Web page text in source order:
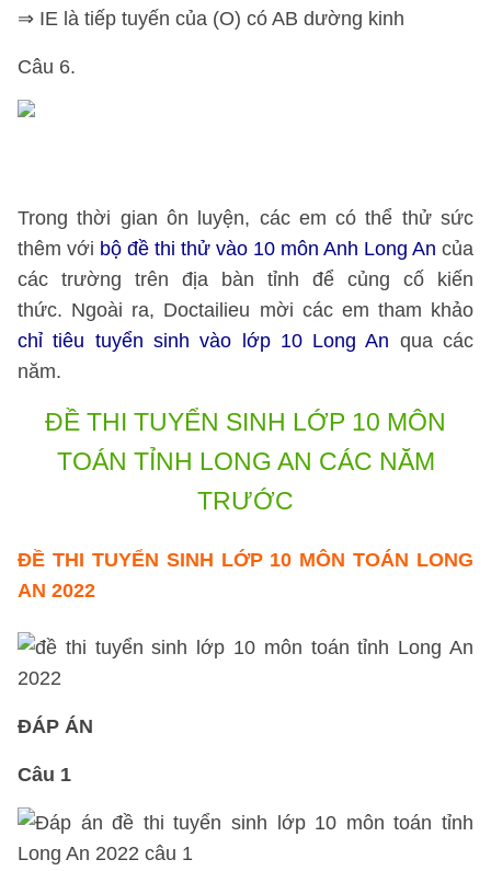
⇒ IE là tiếp tuyến của (O) có AB dường kinh
Câu 6.
Trong thời gian ôn luyện, các em có thể thử sức
thêm với bộ đề thi thử vào 10 môn Anh Long An của
các trường trên địa bàn tỉnh để củng cố kiến
thức. Ngoài ra, Doctailieu mời các em tham khảo
chỉ tiêu tuyển sinh vào lớp 10 Long An qua các
năm.
ĐỀ THI TUYỂN SINH LỚP 10 MÔN
TOÁN TỈNH LONG AN CÁC NĂM
TRƯỚC
ĐỀ THI TUYỂN SINH LỚP 10 MÔN TOÁN LONG
AN 2022
ĐÁP ÁN
Câu 1